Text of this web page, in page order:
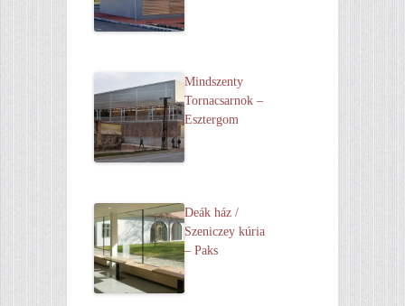
Mindszenty
Tornacsarnok –
Esztergom
Deák ház /
Szeniczey kúria
– Paks